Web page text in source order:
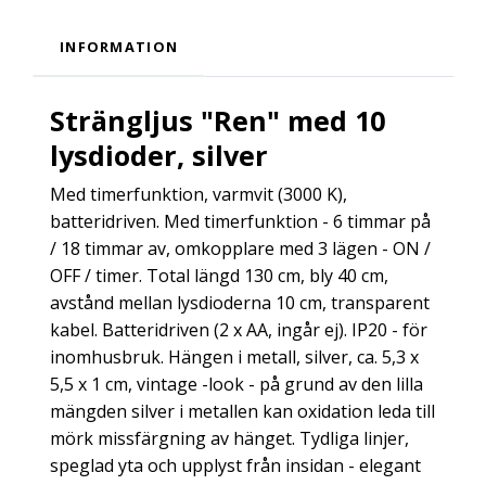
INFORMATION
Strängljus "Ren" med 10
lysdioder, silver
Med timerfunktion, varmvit (3000 K),
batteridriven. Med timerfunktion - 6 timmar på
/ 18 timmar av, omkopplare med 3 lägen - ON /
OFF / timer. Total längd 130 cm, bly 40 cm,
avstånd mellan lysdioderna 10 cm, transparent
kabel. Batteridriven (2 x AA, ingår ej). IP20 - för
inomhusbruk. Hängen i metall, silver, ca. 5,3 x
5,5 x 1 cm, vintage -look - på grund av den lilla
mängden silver i metallen kan oxidation leda till
mörk missfärgning av hänget. Tydliga linjer,
speglad yta och upplyst från insidan - elegant